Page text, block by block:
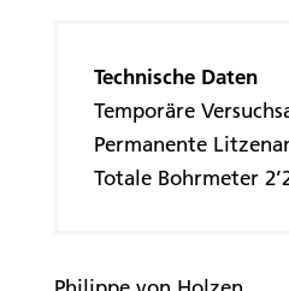
Technische Daten
Temporäre
Permanente
Totale Bohrmeter